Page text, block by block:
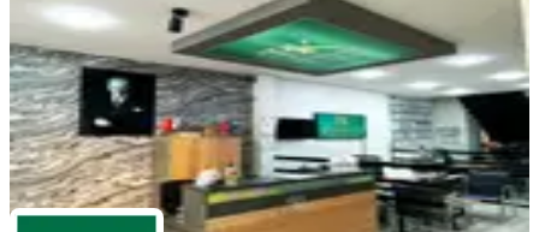
3.250.000 ₺3.650.000 ₺
LANDEX MASTER GAYRİMENKULMustafa Samsa
Ara